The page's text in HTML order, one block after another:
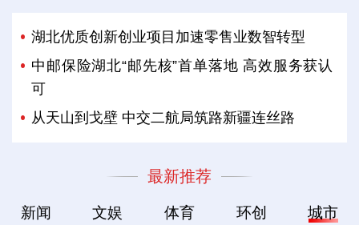
湖北优质创新创业项目加速零售业数智转型
中邮保险湖北“邮先核”首单落地 高效服务获认
可
从天山到戈壁 中交二航局筑路新疆连丝路
最新推荐
新闻 文娱 体育 环创 城市